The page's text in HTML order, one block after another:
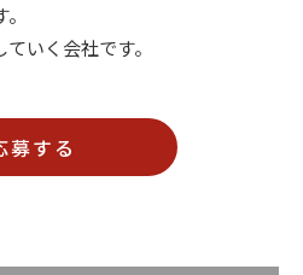
いく会社です。
募する